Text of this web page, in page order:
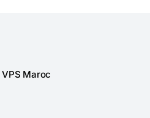
Maroc